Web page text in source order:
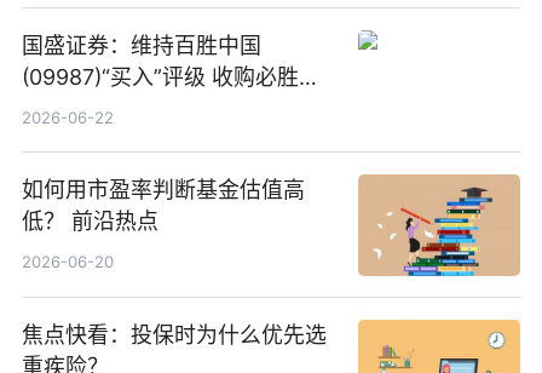
国盛证券：维持百胜中国
(09987)“买入”评级 收购必胜客
中国增厚利润加速成长 信息
2026-06-22
如何用市盈率判断基金估值高
低？ 前沿热点
2026-06-20
焦点快看：投保时为什么优先选
重疾险？